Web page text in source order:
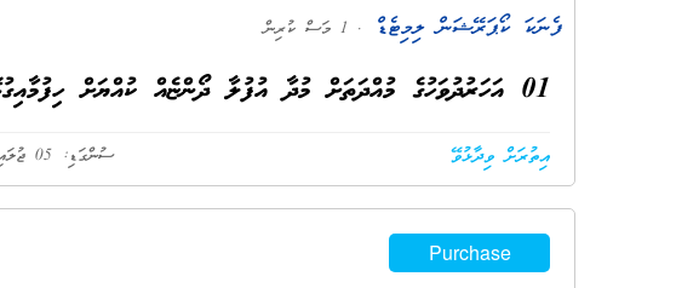
ފެނަކަ ކޯޕަރޭޝަން ލިމިޓެޑް . 1 މަސް ކުރިން
01 އަހަރުދުވަހުގެ މުއްދަތަށް މުދާ އުފުލާ ދޯންޏެއް ކުއްޔަށް ހިފުމާއިގުޅޭ:
ސުންގަޑި: 05 ޖުލައި 2026 15:00 އިތުރަށް ވިދާޅުވޭ
Purchase